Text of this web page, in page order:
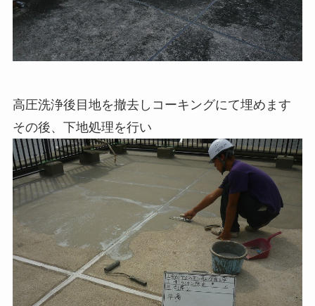
高圧洗浄後目地を撤去しコーキングにて埋めます
その後、下地処理を行い